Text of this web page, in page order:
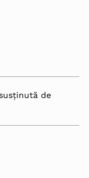
de